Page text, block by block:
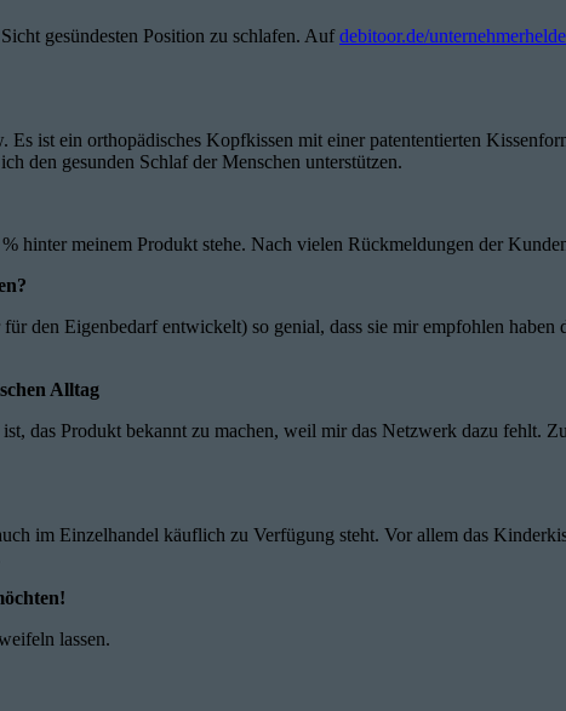
gesündesten Position zu schlafen. Aufdebitoor.de/
ist ein orthopädisches Kopfkissen mit einer patententierten
den gesunden Schlaf der Menschen unterstützen.
hinter meinem Produkt stehe. Nach vielen Rückmeldungen der
den Eigenbedarf entwickelt) so genial, dass sie mir empfohlen
Alltag
das Produkt bekannt zu machen, weil mir das Netzwerk dazu fehlt.
im Einzelhandel käuflich zu Verfügung steht. Vor allem das
lassen.